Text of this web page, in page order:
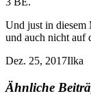
Und just in diesem
und auch nicht auf
Dez. 25, 2017Ilka
Ähnliche